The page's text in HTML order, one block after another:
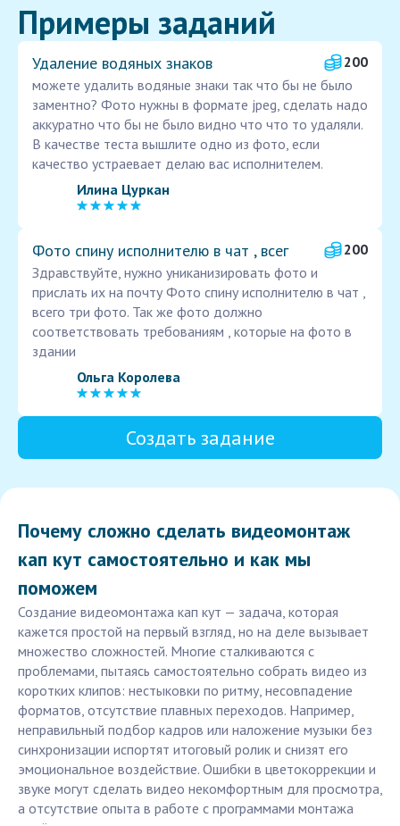
Примеры заданий
Удаление водяных знаков
200
можете удалить водяные знаки так что бы не было
заментно? Фото нужны в формате jpeg, сделать надо
аккуратно что бы не было видно что что то удаляли.
В качестве теста вышлите одно из фото, если
качество устраевает делаю вас исполнителем.
Илина Цуркан
Фото спину исполнителю в чат , всег
200
Здравствуйте, нужно униканизировать фото и
прислать их на почту Фото спину исполнителю в чат ,
всего три фото. Так же фото должно
соответствовать требованиям , которые на фото в
здании
Ольга Королева
Создать задание
Почему сложно сделать видеомонтаж
кап кут самостоятельно и как мы
поможем
Создание видеомонтажа кап кут — задача, которая
кажется простой на первый взгляд, но на деле вызывает
множество сложностей. Многие сталкиваются с
проблемами, пытаясь самостоятельно собрать видео из
коротких клипов: нестыковки по ритму, несовпадение
форматов, отсутствие плавных переходов. Например,
неправильный подбор кадров или наложение музыки без
синхронизации испортят итоговый ролик и снизят его
эмоциональное воздействие. Ошибки в цветокоррекции и
звуке могут сделать видео некомфортным для просмотра,
а отсутствие опыта в работе с программами монтажа